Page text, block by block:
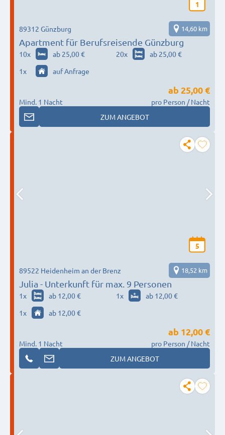
1
Apartment für Berufsreisende Günzburg
89312 Günzburg 14,60 km
10x ab 25,00 € 20x
ab 25,00 €
1x auf Anfrage
Mind. 1 Nacht
ab 25,00 €
pro Person / Nacht
ZUM ANGEBOT
5
Julia - Unterkunft für max. 9 Personen
89522 Heidenheim an der Brenz 18,52 km
1x ab 12,00 € 1x
ab 12,00 €
1x ab 12,00 €
Mind. 1 Nacht
ab 12,00 €
pro Person / Nacht
ZUM ANGEBOT